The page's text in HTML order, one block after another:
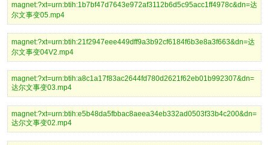
magnet:?xt=urn:btih:1b7bf47d7643e972af3112b6d5c95acc1ff4978c&dn=达
尔文事变05.mp4
magnet:?xt=urn:btih:21f2947eee449dff9a3b92cf6184f6b3e8a3f663&dn=达
尔文事变04V2.mp4
magnet:?xt=urn:btih:a8c1a17f83ac2644fd780d2621f62eb01b992307&dn=
达尔文事变03.mp4
magnet:?xt=urn:btih:e5b48da5fbbac8aeea34eb332ad0503f33b4c200&dn=
达尔文事变02.mp4